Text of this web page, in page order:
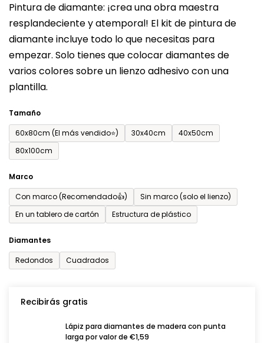
Pintura de diamante: ¡crea una obra maestra
resplandeciente y atemporal! El kit de pintura de
diamante incluye todo lo que necesitas para
empezar. Solo tienes que colocar diamantes de
varios colores sobre un lienzo adhesivo con una
plantilla.
Tamaño
60x80cm (El más vendido⭐)
30x40cm
40x50cm
80x100cm
Marco
Con marco (Recomendado👍)
Sin marco (solo el lienzo)
En un tablero de cartón
Estructura de plástico
Diamantes
Redondos
Cuadrados
Recibirás gratis
Lápiz para diamantes de madera con punta
larga por valor de €1,59
producto
es
de
0,0
sobre
5